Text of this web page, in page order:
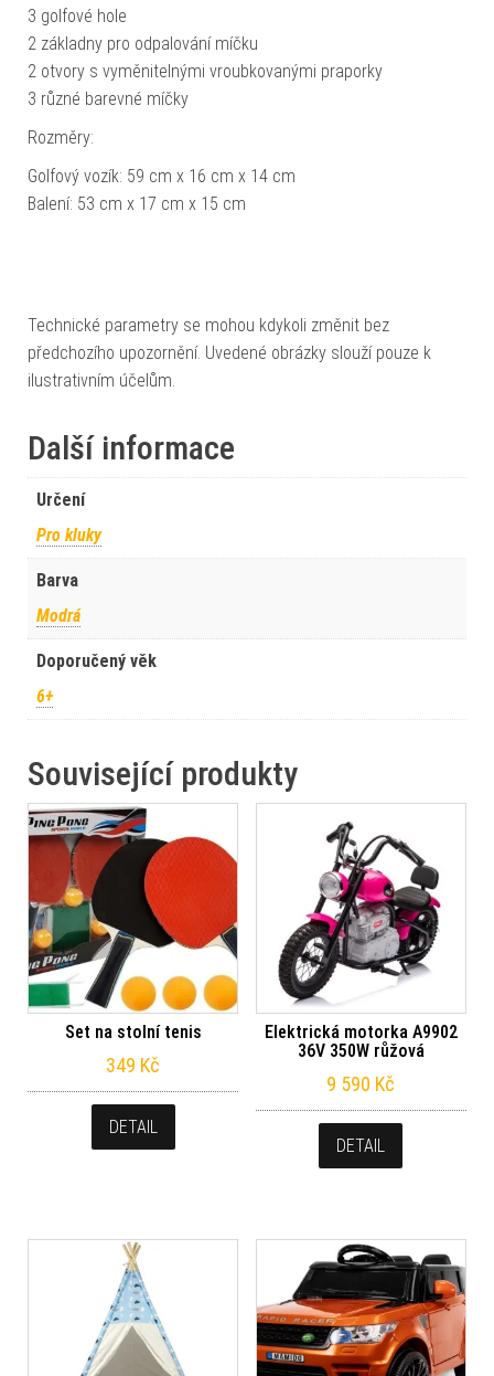
3 golfové hole
2 základny pro odpalování míčku
2 otvory s vyměnitelnými vroubkovanými praporky
3 různé barevné míčky
Rozměry:
Golfový vozík: 59 cm x 16 cm x 14 cm
Balení: 53 cm x 17 cm x 15 cm
Technické parametry se mohou kdykoli změnit bez
předchozího upozornění. Uvedené obrázky slouží pouze k
ilustrativním účelům.
Další informace
Určení
Pro kluky
Barva
Modrá
Doporučený věk
6+
Související produkty
Set na stolní tenis
349 Kč
DETAIL
Elektrická motorka A9902
36V 350W růžová
9 590 Kč
DETAIL